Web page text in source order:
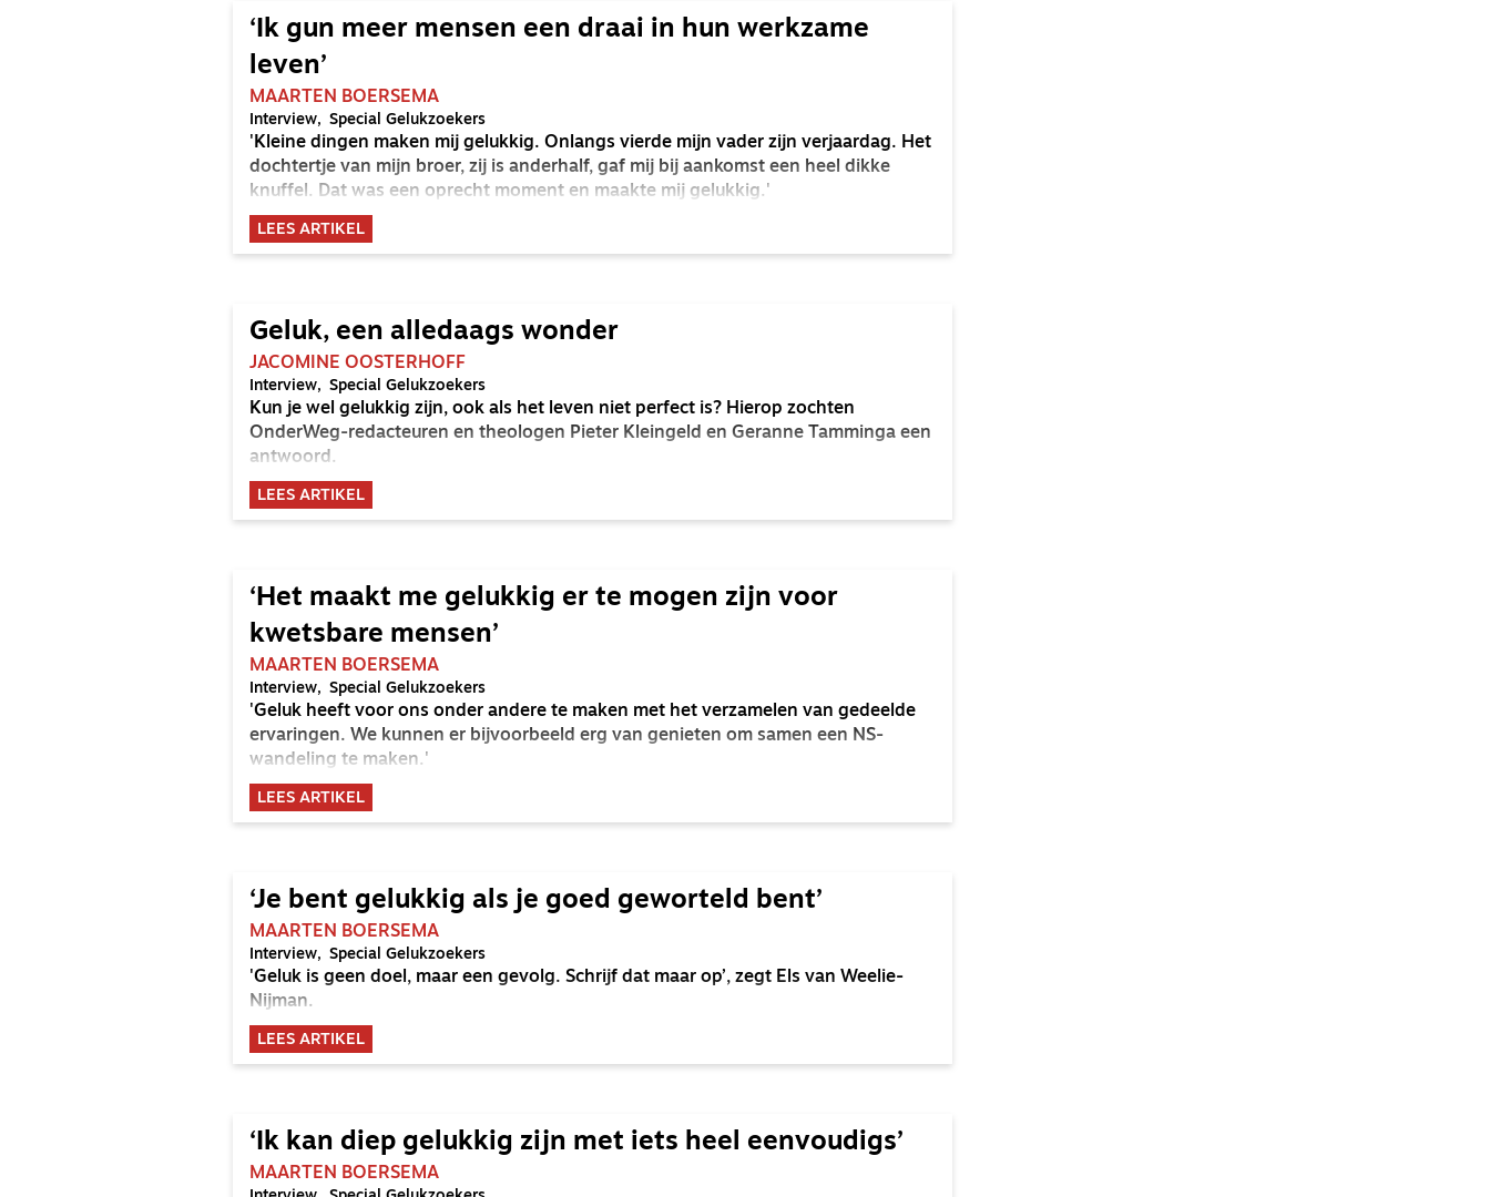
‘Ik gun meer mensen een draai in hun werkzame
leven’
MAARTEN BOERSEMA
Interview Special Gelukzoekers
'Kleine dingen maken mij gelukkig. Onlangs vierde mijn vader zijn verjaardag. Het
dochtertje van mijn broer, zij is anderhalf, gaf mij bij aankomst een heel dikke
knuffel. Dat was een oprecht moment en maakte mij gelukkig.'
LEES ARTIKEL
Geluk, een alledaags wonder
JACOMINE OOSTERHOFF
Interview Special Gelukzoekers
Kun je wel gelukkig zijn, ook als het leven niet perfect is? Hierop zochten
OnderWeg-redacteuren en theologen Pieter Kleingeld en Geranne Tamminga een
antwoord.
LEES ARTIKEL
‘Het maakt me gelukkig er te mogen zijn voor
kwetsbare mensen’
MAARTEN BOERSEMA
Interview Special Gelukzoekers
'Geluk heeft voor ons onder andere te maken met het verzamelen van gedeelde
ervaringen. We kunnen er bijvoorbeeld erg van genieten om samen een NS-
wandeling te maken.'
LEES ARTIKEL
‘Je bent gelukkig als je goed geworteld bent’
MAARTEN BOERSEMA
Interview Special Gelukzoekers
'Geluk is geen doel, maar een gevolg. Schrijf dat maar op’, zegt Els van Weelie-
Nijman.
LEES ARTIKEL
‘Ik kan diep gelukkig zijn met iets heel eenvoudigs’
MAARTEN BOERSEMA